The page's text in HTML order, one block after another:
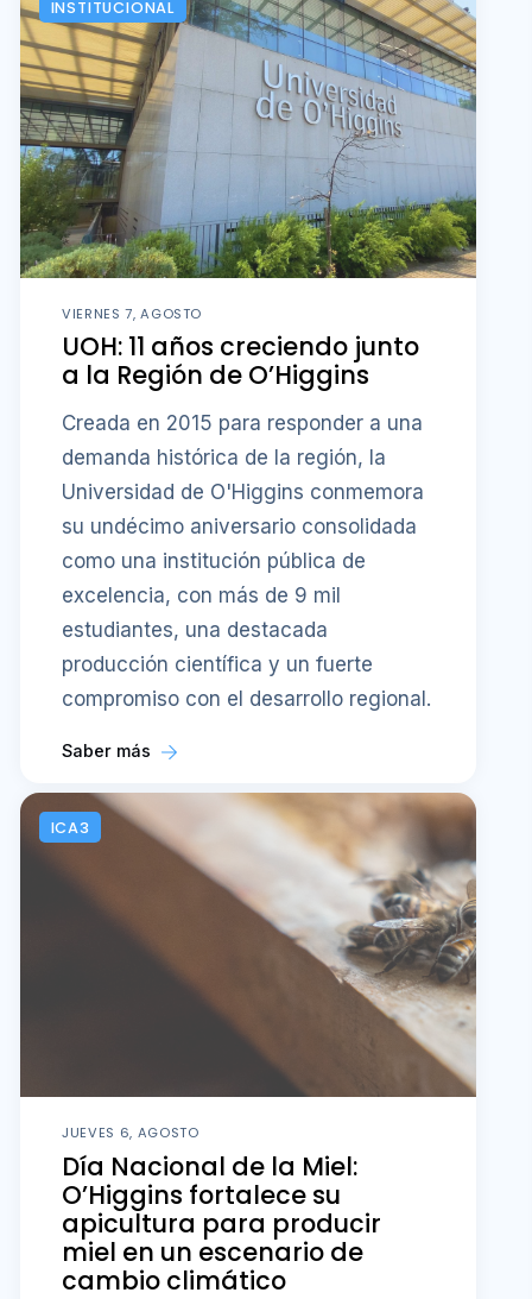
INSTITUCIONAL
VIERNES 7, AGOSTO
UOH: 11 años creciendo junto
a la Región de O’Higgins
Creada en 2015 para responder a una
demanda histórica de la región, la
Universidad de O'Higgins conmemora
su undécimo aniversario consolidada
como una institución pública de
excelencia, con más de 9 mil
estudiantes, una destacada
producción científica y un fuerte
compromiso con el desarrollo regional.
Saber más
ICA3
JUEVES 6, AGOSTO
Día Nacional de la Miel:
O’Higgins fortalece su
apicultura para producir
miel en un escenario de
cambio climático